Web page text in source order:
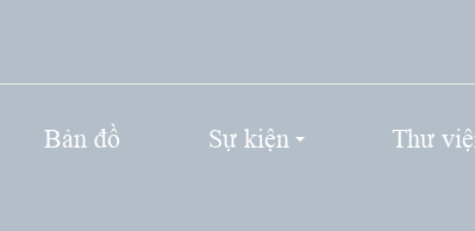
Bản đồ Sự kiện Thư